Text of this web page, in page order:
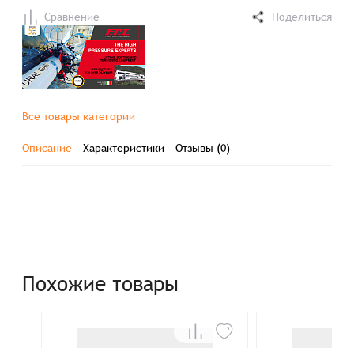
Сравнение Поделиться
Все товары категории
Описание Характеристики Отзывы (0)
Похожие товары